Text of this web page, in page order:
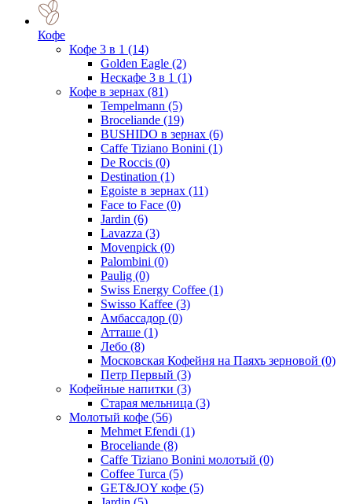
Кофе
Кофе 3 в 1 (14)
Golden Eagle (2)
Нескафе 3 в 1 (1)
Кофе в зернах (81)
Tempelmann (5)
Broceliande (19)
BUSHIDO в зернах (6)
Caffe Tiziano Bonini (1)
De Roccis (0)
Destination (1)
Egoiste в зернах (11)
Face to Face (0)
Jardin (6)
Lavazza (3)
Movenpick (0)
Palombini (0)
Paulig (0)
Swiss Energy Coffee (1)
Swisso Kaffee (3)
Амбассадор (0)
Атташе (1)
Лебо (8)
Московская Кофейня на Паяхъ зерновой (0)
Петр Первый (3)
Кофейные напитки (3)
Старая мельница (3)
Молотый кофе (56)
Mehmet Efendi (1)
Broceliande (8)
Caffe Tiziano Bonini молотый (0)
Coffee Turca (5)
GET&JOY кофе (5)